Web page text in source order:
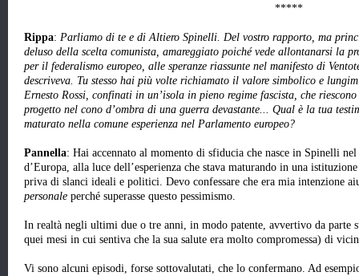
*****
Rippa: Parliamo di te e di Altiero Spinelli. Del vostro rapporto, ma
deluso della scelta comunista, amareggiato poiché vede allontanarsi la
per il federalismo europeo, alle speranze riassunte nel manifesto di
descriveva. Tu stesso hai più volte richiamato il valore simbolico e
Ernesto Rossi, confinati in un’isola in pieno regime fascista, che
progetto nel cono d’ombra di una guerra devastante... Qual è la tua
maturato nella comune esperienza nel Parlamento europeo?
Pannella: Hai accennato al momento di sfiducia che nasce in Spinelli
d’Europa, alla luce dell’esperienza che stava maturando in una
priva di slanci ideali e politici. Devo confessare che era mia intenzione
personale perché superasse questo pessimismo.
In realtà negli ultimi due o tre anni, in modo patente, avvertivo da parte
quei mesi in cui sentiva che la sua salute era molto compromessa) di
Vi sono alcuni episodi, forse sottovalutati, che lo confermano. Ad